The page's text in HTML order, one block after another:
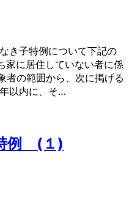
き子特例について下記の
に居住していない者に係
者の範囲から、次に掲げる
以内に、そ…
例 (１)